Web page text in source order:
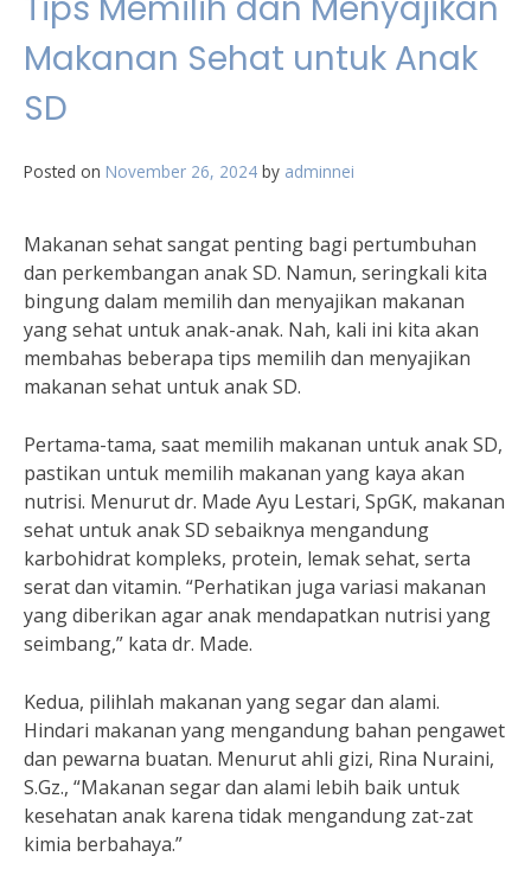
Makanan Sehat untuk Anak
SD
Posted on November 26, 2024 by adminnei
Makanan sehat sangat penting bagi pertumbuhan
dan perkembangan anak SD. Namun, seringkali kita
bingung dalam memilih dan menyajikan makanan
yang sehat untuk anak-anak. Nah, kali ini kita akan
membahas beberapa tips memilih dan menyajikan
makanan sehat untuk anak SD.
Pertama-tama, saat memilih makanan untuk anak SD,
pastikan untuk memilih makanan yang kaya akan
nutrisi. Menurut dr. Made Ayu Lestari, SpGK, makanan
sehat untuk anak SD sebaiknya mengandung
karbohidrat kompleks, protein, lemak sehat, serta
serat dan vitamin. “Perhatikan juga variasi makanan
yang diberikan agar anak mendapatkan nutrisi yang
seimbang,” kata dr. Made.
Kedua, pilihlah makanan yang segar dan alami.
Hindari makanan yang mengandung bahan pengawet
dan pewarna buatan. Menurut ahli gizi, Rina Nuraini,
S.Gz., “Makanan segar dan alami lebih baik untuk
kesehatan anak karena tidak mengandung zat-zat
kimia berbahaya.”